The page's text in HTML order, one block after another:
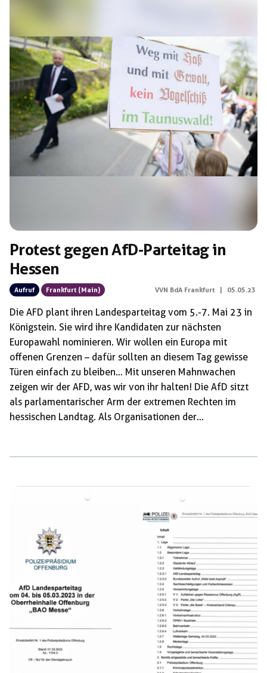
Protest gegen AfD-Parteitag in
Hessen
Aufruf Frankfurt (Main) VVN BdA Frankfurt 05.05.23
Die AFD plant ihren Landesparteitag vom 5.-7. Mai 23 in
Königstein. Sie wird ihre Kandidaten zur nächsten
Europawahl nominieren. Wir wollen ein Europa mit
offenen Grenzen – dafür sollten an diesem Tag gewisse
Türen einfach zu bleiben… Mit unseren Mahnwachen
zeigen wir der AFD, was wir von ihr halten! Die AfD sitzt
als parlamentarischer Arm der extremen Rechten im
hessischen Landtag. Als Organisationen der
Dem stellen wir uns entgegen und rufen unsere
Mitglieder, Unterstützer*innen und […]